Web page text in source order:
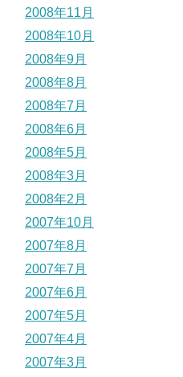
2008年11月
2008年10月
2008年9月
2008年8月
2008年7月
2008年6月
2008年5月
2008年3月
2008年2月
2007年10月
2007年8月
2007年7月
2007年6月
2007年5月
2007年4月
2007年3月